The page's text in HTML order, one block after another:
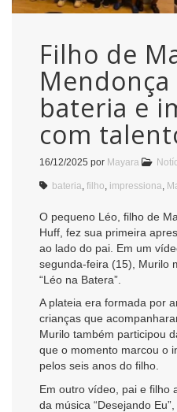
Filho de
Mendonça
bateria e
com
16/12/2025 por Mayara
bateria filho impressiona
O pequeno Léo, filho de
Huff, fez sua primeira
ao lado do pai. Em um
segunda-feira (15), Murilo
“Léo na Batera”.
A plateia era formada por
crianças que
Murilo também participou
que o momento marcou o
pelos seis anos do filho.
Em outro vídeo, pai e filho
da música “Desejando